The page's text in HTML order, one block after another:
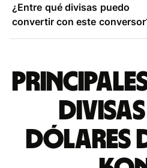
¿Entre qué divisas puedo
convertir con este
dólares